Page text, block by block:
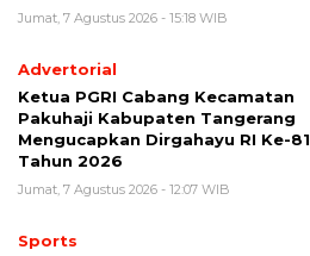
Jumat, 7 Agustus 2026 - 15:18 WIB
Advertorial
Ketua PGRI Cabang Kecamatan
Pakuhaji Kabupaten Tangerang
Mengucapkan Dirgahayu RI Ke-81
Tahun 2026
Jumat, 7 Agustus 2026 - 12:07 WIB
Sports